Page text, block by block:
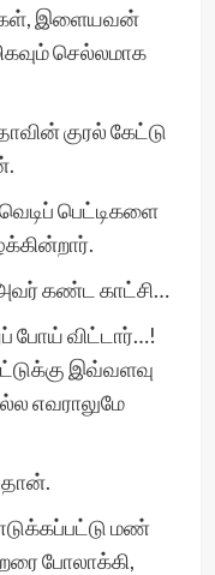
இளையவன்
செல்லமாக
குரல் கேட்டு
பெட்டிகளை
கண்ட காட்சி…
போய் விட்டார்…!
இவ்வளவு
எவராலுமே
மண்
போலாக்கி,